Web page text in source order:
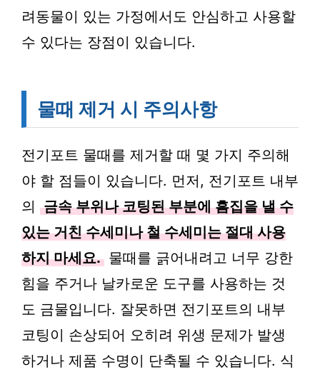
려동물이 있는 가정에서도 안심하고 사용할
수 있다는 장점이 있습니다.
물때 제거 시 주의사항
전기포트 물때를 제거할 때 몇 가지 주의해
야 할 점들이 있습니다. 먼저, 전기포트 내부
의 금속 부위나 코팅된 부분에 흠집을 낼 수
있는 거친 수세미나 철 수세미는 절대 사용
하지 마세요. 물때를 긁어내려고 너무 강한
힘을 주거나 날카로운 도구를 사용하는 것
도 금물입니다. 잘못하면 전기포트의 내부
코팅이 손상되어 오히려 위생 문제가 발생
하거나 제품 수명이 단축될 수 있습니다. 식